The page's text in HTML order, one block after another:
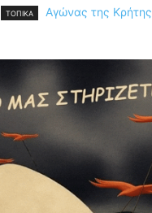
ΤΟΠΙΚΑ Αγώνας της Κρήτης